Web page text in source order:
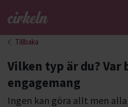
Gå till studiefrämjandets startsida
Tillbaka
Vilken typ är du?
engagemang
Ingen kan göra allt men